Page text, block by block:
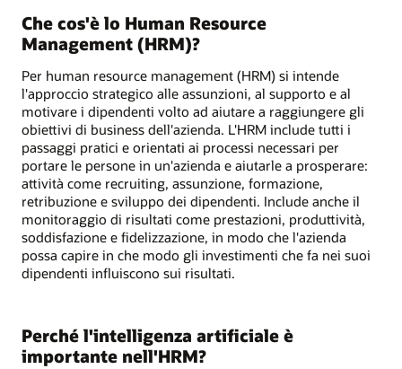
Che cos'è lo Human Resource
Management (HRM)?
Per human resource management (HRM) si intende
l'approccio strategico alle assunzioni, al supporto e al
motivare i dipendenti volto ad aiutare a raggiungere gli
obiettivi di business dell'azienda. L'HRM include tutti i
passaggi pratici e orientati ai processi necessari per
portare le persone in un'azienda e aiutarle a prosperare:
attività come recruiting, assunzione, formazione,
retribuzione e sviluppo dei dipendenti. Include anche il
monitoraggio di risultati come prestazioni, produttività,
soddisfazione e fidelizzazione, in modo che l'azienda
possa capire in che modo gli investimenti che fa nei suoi
dipendenti influiscono sui risultati.
Perché l'intelligenza artificiale è
importante nell'HRM?